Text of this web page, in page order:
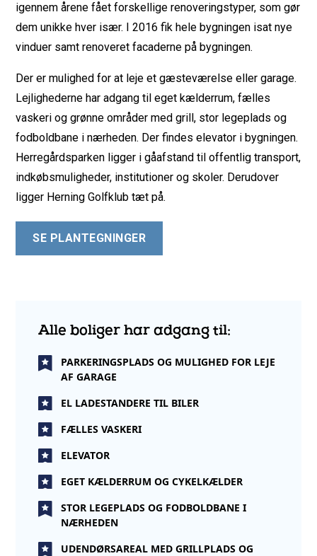
igennem årene fået forskellige renoveringstyper, som gør
dem unikke hver især. I 2016 fik hele bygningen isat nye
vinduer samt renoveret facaderne på bygningen.
Der er mulighed for at leje et gæsteværelse eller garage.
Lejlighederne har adgang til eget kælderrum, fælles
vaskeri og grønne områder med grill, stor legeplads og
fodboldbane i nærheden. Der findes elevator i bygningen.
Herregårdsparken ligger i gåafstand til offentlig transport,
indkøbsmuligheder, institutioner og skoler. Derudover
ligger Herning Golfklub tæt på.
SE PLANTEGNINGER
Alle boliger har adgang til:
PARKERINGSPLADS OG MULIGHED FOR LEJE
AF GARAGE
EL LADESTANDERE TIL BILER
FÆLLES VASKERI
ELEVATOR
EGET KÆLDERRUM OG CYKELKÆLDER
STOR LEGEPLADS OG FODBOLDBANE I
NÆRHEDEN
UDENDØRSAREAL MED GRILLPLADS OG